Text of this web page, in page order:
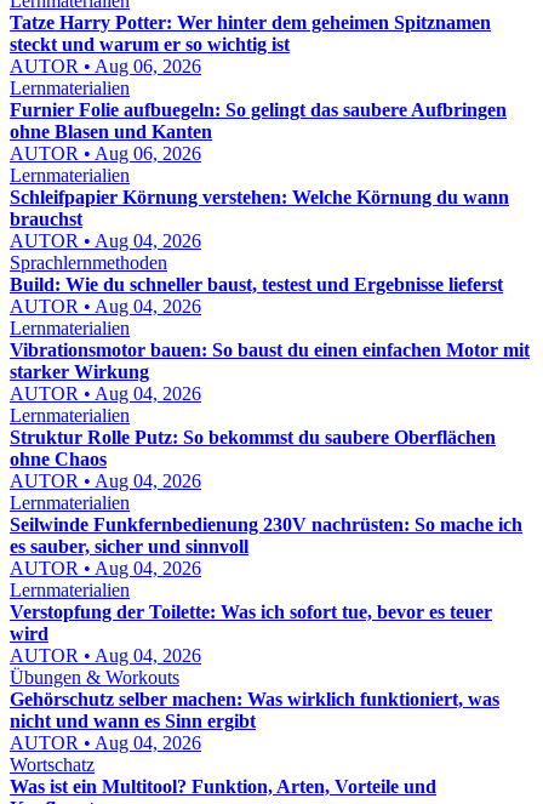
Tatze Harry Potter: Wer hinter dem geheimen Spitznamen
steckt und warum er so wichtig ist
AUTOR • Aug 06, 2026
Lernmaterialien
Furnier Folie aufbuegeln: So gelingt das saubere Aufbringen
ohne Blasen und Kanten
AUTOR • Aug 06, 2026
Lernmaterialien
Schleifpapier Körnung verstehen: Welche Körnung du wann
brauchst
AUTOR • Aug 04, 2026
Sprachlernmethoden
Build: Wie du schneller baust, testest und Ergebnisse lieferst
AUTOR • Aug 04, 2026
Lernmaterialien
Vibrationsmotor bauen: So baust du einen einfachen Motor mit
starker Wirkung
AUTOR • Aug 04, 2026
Lernmaterialien
Struktur Rolle Putz: So bekommst du saubere Oberflächen
ohne Chaos
AUTOR • Aug 04, 2026
Lernmaterialien
Seilwinde Funkfernbedienung 230V nachrüsten: So mache ich
es sauber, sicher und sinnvoll
AUTOR • Aug 04, 2026
Lernmaterialien
Verstopfung der Toilette: Was ich sofort tue, bevor es teuer
wird
AUTOR • Aug 04, 2026
Übungen & Workouts
Gehörschutz selber machen: Was wirklich funktioniert, was
nicht und wann es Sinn ergibt
AUTOR • Aug 04, 2026
Wortschatz
Was ist ein Multitool? Funktion, Arten, Vorteile und